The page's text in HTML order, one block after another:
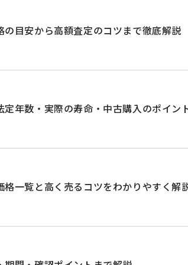
目安から高額査定のコツまで徹底解説
年数・実際の寿命・中古購入のポイン
一覧と高く売るコツをわかりやすく解